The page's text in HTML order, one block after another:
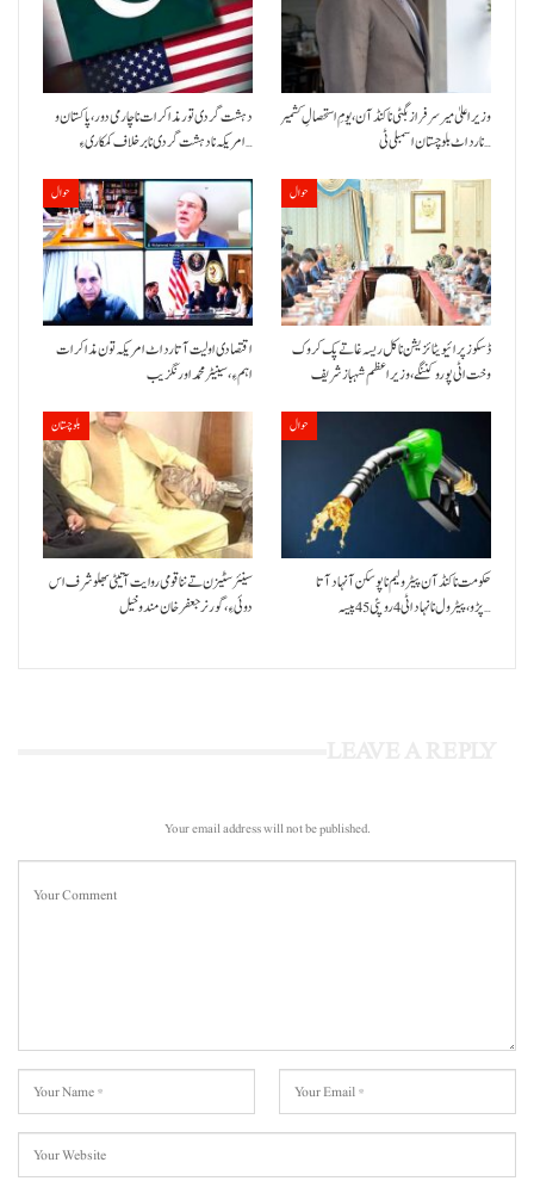
دہشت گردی تور مذاکرات نا چارمی دور،پاکستان و
امریکہ نا دہشت گردی نا برخلاف کمکاری ءِ…
وزیراعلیٰ میر سرفراز بگٹی نا کنڈ آن،یومِ استحصالِ کشمیر
نا رد اٹ بلوچستان اسمبلی ٹی…
حوال
اقتصادی اولیت آتا رد اٹ امریکہ تون مذاکرات
اہم ءِ،سینیٹر محمد اورنگزیب
حوال
ڈسکوز پرائیویٹائزیشن نا کل ریسہ غاتے پک کروک
وخت اٹی پورو کننگے ،وزیراعظم شہباز شریف
بلوچستان
سینئر سٹیزن تے ننا قومی روایت آتیٹی بھلو شرف اس
دوئی ءِ،گورنر جعفرخان مندوخیل
حوال
حکومت نا کنڈ آن پیٹرولیم نا پوسکن آ نہاد آتا
پڑو،پیٹرول نا نہاد اٹی 4 روپئی 45 پیسہ…
Your email address will not be published.